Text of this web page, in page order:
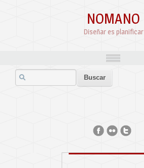
NOMANO
Diseñar es planificar